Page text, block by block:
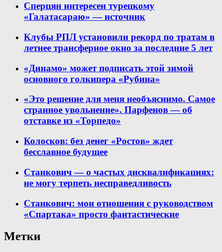
Сперцян интересен турецкому
«Галатасараю» — источник
Клубы РПЛ установили рекорд по тратам в
летнее трансферное окно за последние 5 лет
«Динамо» может подписать этой зимой
основного голкипера «Рубина»
«Это решение для меня необъяснимо. Самое
странное увольнение». Парфенов — об
отставке из «Торпедо»
Колосков: без денег «Ростов» ждет
бесславное будущее
Станкович — о частых дисквалификациях:
не могу терпеть несправедливость
Станкович: мои отношения с руководством
«Спартака» просто фантастические
Метки